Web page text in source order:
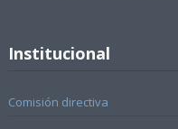
Institucional
Comisión directiva